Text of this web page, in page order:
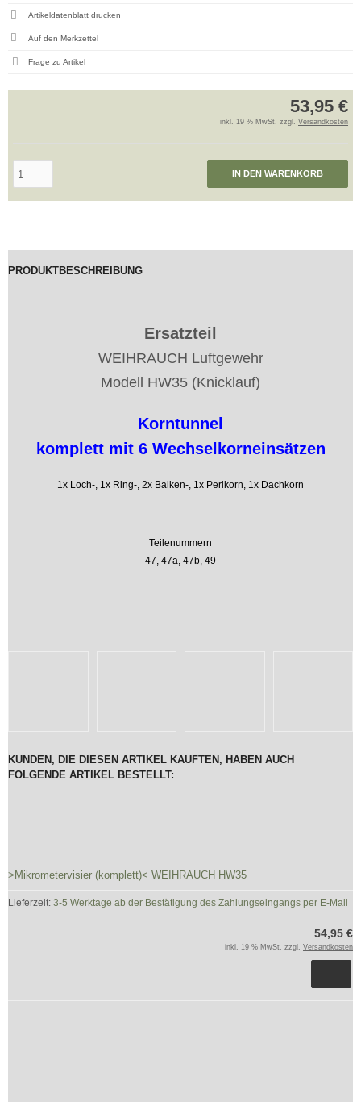
53,95 €
inkl. 19 % MwSt. zzgl. Versandkosten
IN DEN WARENKORB
Artikeldatenblatt drucken
Frage zu Artikel
PRODUKTBESCHREIBUNG
Ersatzteil
WEIHRAUCH Luftgewehr
Modell HW35 (Knicklauf)
Korntunnel
komplett mit 6 Wechselkorneinsätzen
1x Loch-, 1x Ring-, 2x Balken-, 1x Perlkorn, 1x Dachkorn
Teilenummern
47, 47a, 47b, 49
KUNDEN, DIE DIESEN ARTIKEL KAUFTEN, HABEN AUCH
FOLGENDE ARTIKEL BESTELLT:
>Mikrometervisier (komplett)< WEIHRAUCH HW35
Lieferzeit: 3-5 Werktage ab der Bestätigung des Zahlungseingangs per E-Mail
54,95 €
inkl. 19 % MwSt. zzgl. Versandkosten